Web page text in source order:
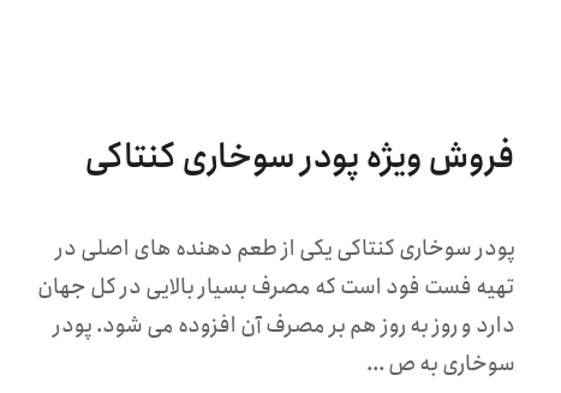
فروش ویژه پودر سوخاری کنتاکی
پودر سوخاری کنتاکی یکی از طعم دهنده های اصلی در
تهیه فست فود است که مصرف بسیار بالایی در کل جهان
دارد و روز به روز هم بر مصرف آن افزوده می شود. پودر
سوخاری به ص ...